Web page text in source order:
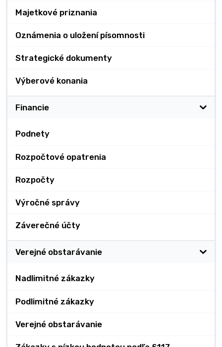
Majetkové priznania
Oznámenia o uložení písomnosti
Strategické dokumenty
Výberové konania
Financie
Podnety
Rozpočtové opatrenia
Rozpočty
Výročné správy
Záverečné účty
Verejné obstarávanie
Nadlimitné zákazky
Podlimitné zákazky
Verejné obstarávanie